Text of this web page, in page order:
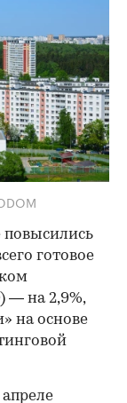
готовое
— на 2,9%,
на основе